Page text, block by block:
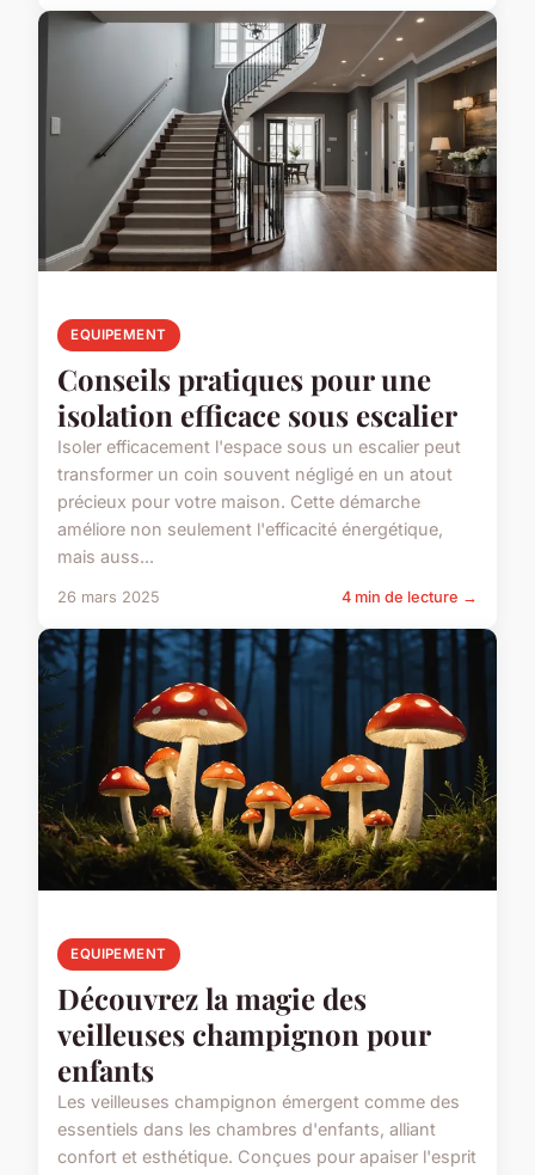
EQUIPEMENT
Conseils pratiques pour une
isolation efficace sous escalier
Isoler efficacement l'espace sous un escalier peut
transformer un coin souvent négligé en un atout
précieux pour votre maison. Cette démarche
améliore non seulement l'efficacité énergétique,
mais auss...
26 mars 2025 4 min de lecture →
EQUIPEMENT
Découvrez la magie des
veilleuses champignon pour
enfants
Les veilleuses champignon émergent comme des
essentiels dans les chambres d'enfants, alliant
confort et esthétique. Conçues pour apaiser l'esprit